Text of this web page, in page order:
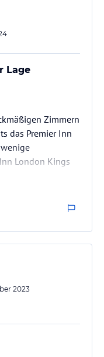
Lage
Zimmern
das Premier Inn
London Kings
2023